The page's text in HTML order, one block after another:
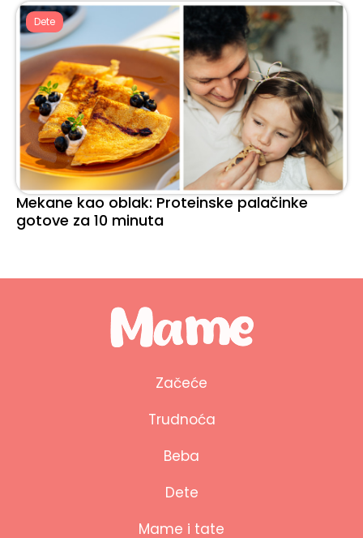
Dete
Mekane kao oblak: Proteinske palačinke
gotove za 10 minuta
Začeće
Trudnoća
Beba
Dete
Mame i tate